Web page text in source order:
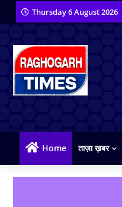
Thursday 6 August 2026
Home ताज़ा ख़बर